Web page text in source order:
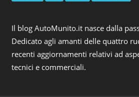
Il blog AutoMunito.it nasce dalla
Dedicato agli amanti delle quattro
recenti aggiornamenti relativi ad
tecnici e commerciali.